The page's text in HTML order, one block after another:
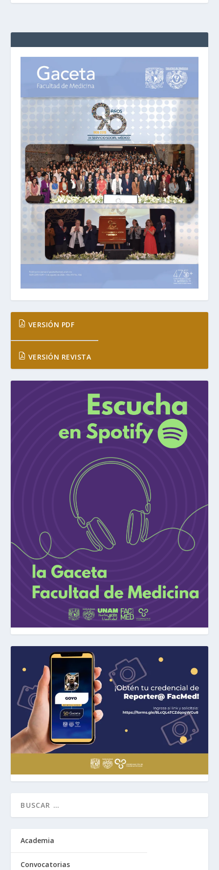
VERSIÓN PDF
VERSIÓN REVISTA
Academia
Convocatorias